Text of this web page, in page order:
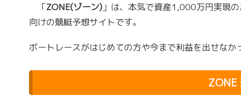
「ZONE(ゾーン) 」は、本気で資産1,000万円実現
向けの競艇予想サイトです。
ボートレースがはじめての方や今まで利益を出せなか
ZONE